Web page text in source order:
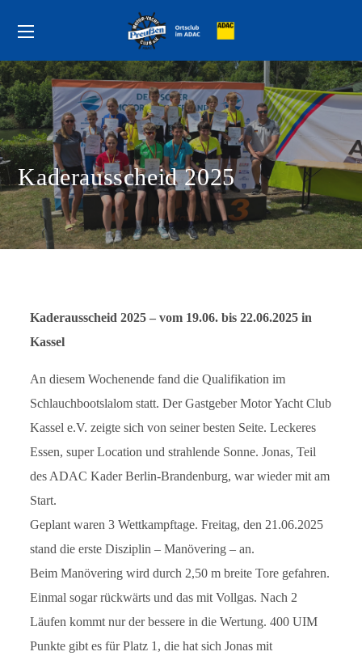
Kaderausscheid 2025
Kaderausscheid 2025 – vom 19.06. bis 22.06.2025 in
Kassel
An diesem Wochenende fand die Qualifikation im
Schlauchbootslalom statt. Der Gastgeber Motor Yacht Club
Kassel e.V. zeigte sich von seiner besten Seite. Leckeres
Essen, super Location und strahlende Sonne. Jonas, Teil
des ADAC Kader Berlin-Brandenburg, war wieder mit am
Start.
Geplant waren 3 Wettkampftage. Freitag, den 21.06.2025
stand die erste Disziplin – Manövering – an.
Beim Manövering wird durch 2,50 m breite Tore gefahren.
Einmal sogar rückwärts und das mit Vollgas. Nach 2
Läufen kommt nur der bessere in die Wertung. 400 UIM
Punkte gibt es für Platz 1, die hat sich Jonas mit